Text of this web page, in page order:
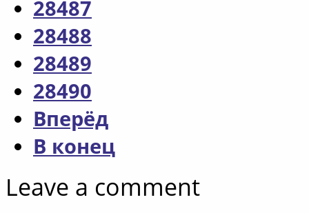
28487
28488
28489
28490
Вперёд
В конец
Leave a comment